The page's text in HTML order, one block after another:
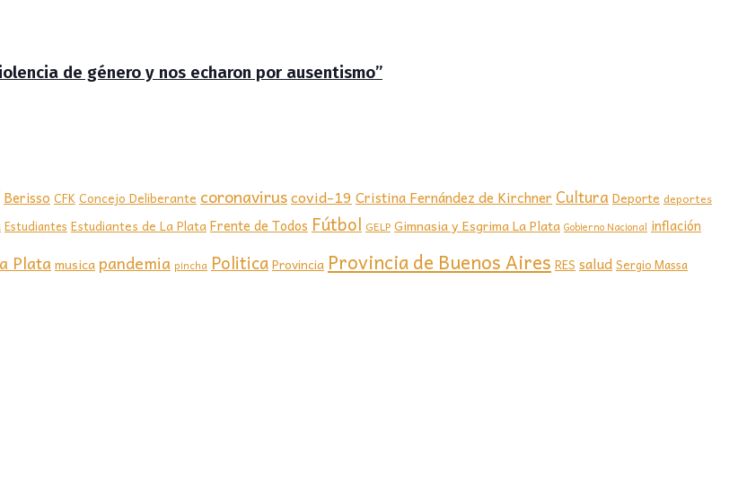
de género y nos echaron por ausentismo”
Berisso CFKConcejo Deliberante coronaviruscovid-19 Cristina Fernández de Kirchner Cultura Deporte deportes
Estudiantes Estudiantes de La PlataFrente de Todos Fútbol GELP Gimnasia y Esgrima La Plata Gobierno Nacional inflación
Plata musicapandemia pincha PoliticaProvincia Provincia de Buenos Aires RES saludSergio Massa